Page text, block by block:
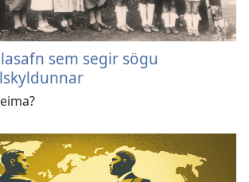
sem segir sögu